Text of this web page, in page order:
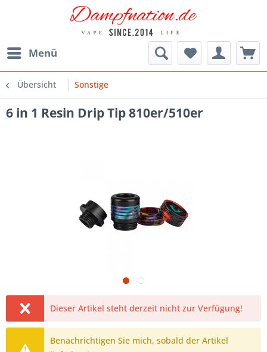
Menü
Übersicht Sonstige
6 in 1 Resin Drip Tip 810er/510er
Dieser Artikel steht derzeit nicht zur Verfügung!
Benachrichtigen Sie mich, sobald der Artikel